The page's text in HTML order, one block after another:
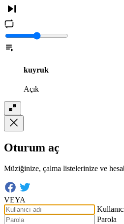
kuyruk
Açık
Oturum aç
Müziğinize, çalma listelerinize ve
VEYA
Parola